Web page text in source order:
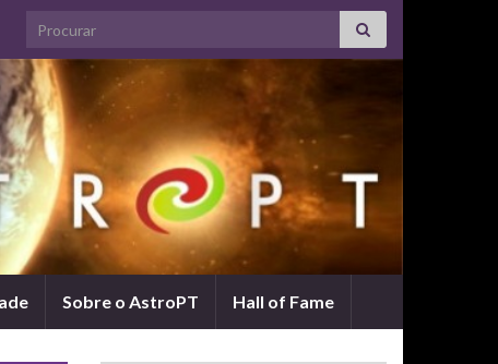
Search for:
Sobre o AstroPT Hall of Fame